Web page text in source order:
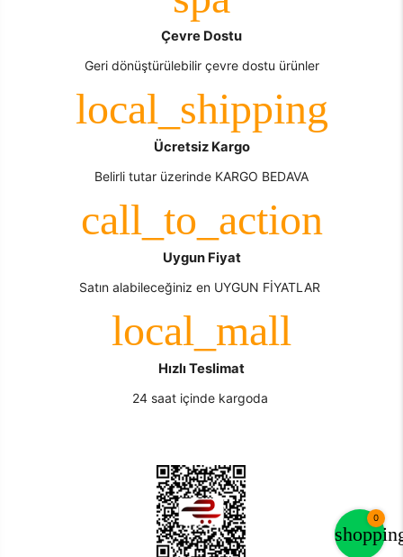
0
Çevre Dostu
Geri dönüştürülebilir çevre dostu ürünler
Ücretsiz Kargo
Belirli tutar üzerinde KARGO BEDAVA
Uygun Fiyat
Satın alabileceğiniz en UYGUN FİYATLAR
Hızlı Teslimat
24 saat içinde kargoda